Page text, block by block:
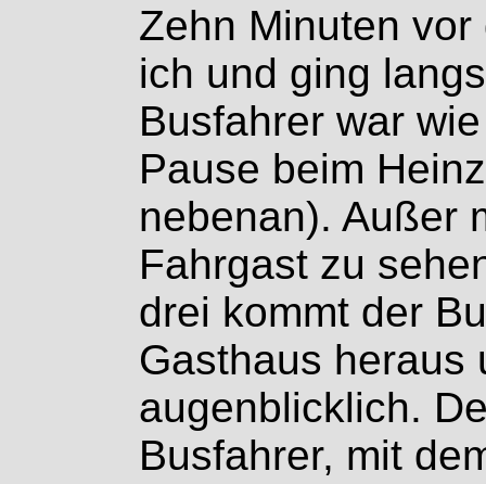
Zehn Minuten
ich und ging
Busfahrer war
Pause beim
nebenan). Außer
Fahrgast zu
drei kommt der
Gasthaus heraus
augenblicklich.
Busfahrer, mit